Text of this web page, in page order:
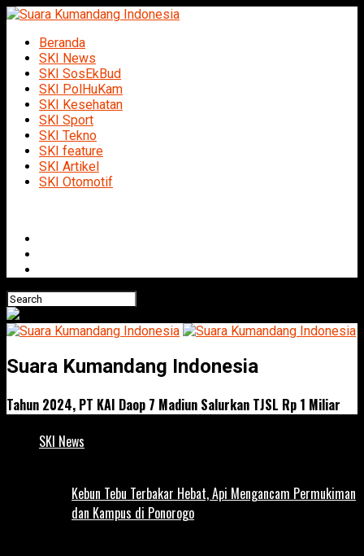
Beranda
SKI News
SKI SosEkBud
SKI PolHuKam
SKI Kesehatan
SKI Sport
SKI Tekno
SKI feature
SKI Artikel
SKI Otomotif
Suara Kumandang Indonesia
Tahun 2024, PT KAI Daop 7 Madiun Salurkan TJSL Rp 1 Miliar
SKI News
Kebun Tebu Terbakar Hebat, Api Mengancam Permukiman
dan Kampus di Ponorogo